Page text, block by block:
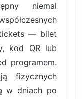
niemal
— bilet
kod QR lub
programem.
fizycznych
w dniach po